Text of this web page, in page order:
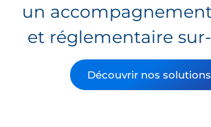
un
et réglementaire
Découvrir nos solutions